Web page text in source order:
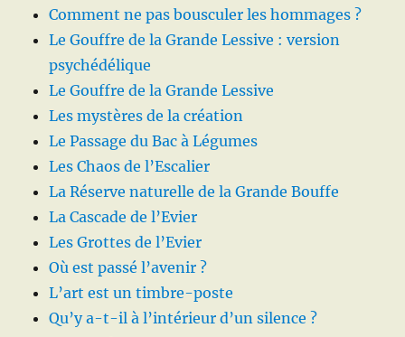
Comment ne pas bousculer les hommages ?
Le Gouffre de la Grande Lessive : version
psychédélique
Le Gouffre de la Grande Lessive
Les mystères de la création
Le Passage du Bac à Légumes
Les Chaos de l’Escalier
La Réserve naturelle de la Grande Bouffe
La Cascade de l’Evier
Les Grottes de l’Evier
Où est passé l’avenir ?
L’art est un timbre-poste
Qu’y a-t-il à l’intérieur d’un silence ?